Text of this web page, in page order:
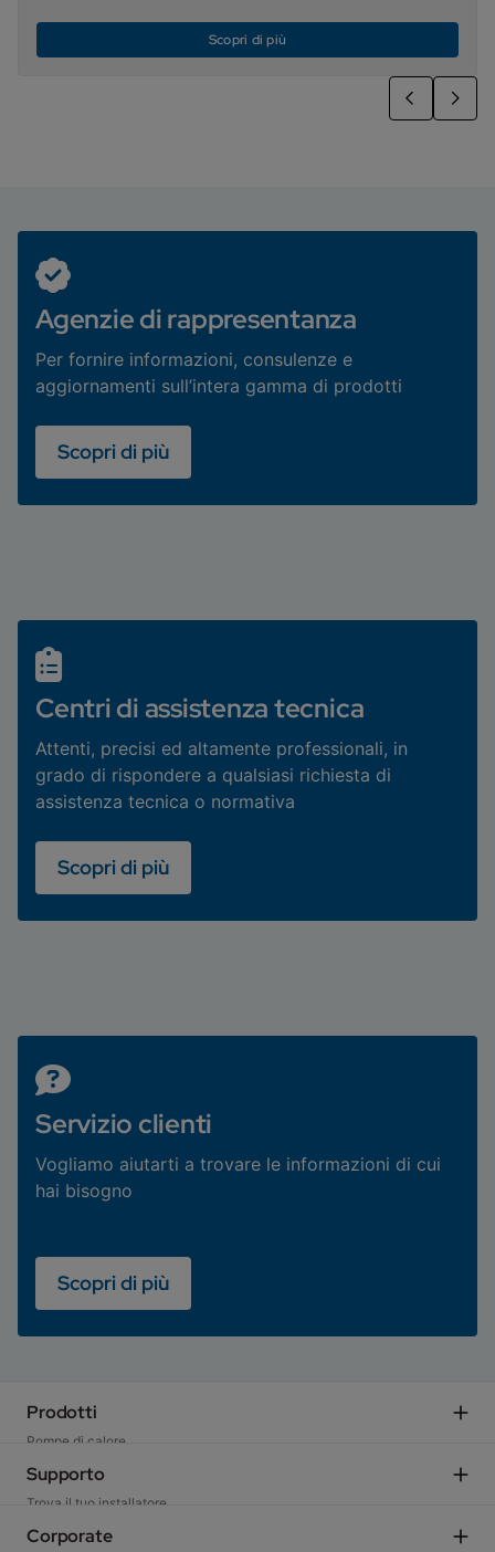
Scopri di più
Agenzie di rappresentanza
Per fornire informazioni, consulenze e
aggiornamenti sull’intera gamma di prodotti
Scopri di più
Centri di assistenza tecnica
Attenti, precisi ed altamente professionali, in
grado di rispondere a qualsiasi richiesta di
assistenza tecnica o normativa
Scopri di più
Servizio clienti
Vogliamo aiutarti a trovare le informazioni di cui
hai bisogno
Scopri di più
Prodotti
Pompe di calore
Sistemi Ibridi
Caldaie residenziali
Ventilazione meccanica
Supporto
Trova il tuo installatore
Scegli il Centro di Assistenza Tecnica
Corporate